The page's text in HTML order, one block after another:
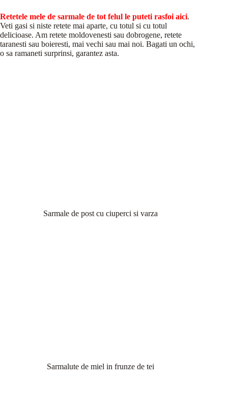
Retetele mele de sarmale de tot felul le puteti rasfoi aici.
Veti gasi si niste retete mai aparte, cu totul si cu totul
delicioase. Am retete moldovenesti sau dobrogene, retete
taranesti sau boieresti, mai vechi sau mai noi. Bagati un ochi,
o sa ramaneti surprinsi, garantez asta.
Sarmale de post cu ciuperci si varza
Sarmalute de miel in frunze de tei